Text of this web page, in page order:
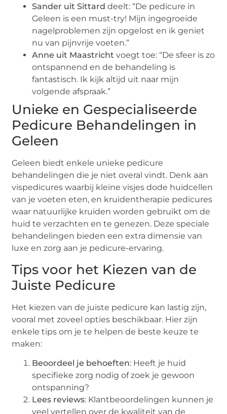
Sander uit Sittard deelt: “De pedicure in
Geleen is een must-try! Mijn ingegroeide
nagelproblemen zijn opgelost en ik geniet
nu van pijnvrije voeten.”
Anne uit Maastricht voegt toe: “De sfeer is zo
ontspannend en de behandeling is
fantastisch. Ik kijk altijd uit naar mijn
volgende afspraak.”
Unieke en Gespecialiseerde
Pedicure Behandelingen in
Geleen
Geleen biedt enkele unieke pedicure
behandelingen die je niet overal vindt. Denk aan
vispedicures waarbij kleine visjes dode huidcellen
van je voeten eten, en kruidentherapie pedicures
waar natuurlijke kruiden worden gebruikt om de
huid te verzachten en te genezen. Deze speciale
behandelingen bieden een extra dimensie van
luxe en zorg aan je pedicure-ervaring.
Tips voor het Kiezen van de
Juiste Pedicure
Het kiezen van de juiste pedicure kan lastig zijn,
vooral met zoveel opties beschikbaar. Hier zijn
enkele tips om je te helpen de beste keuze te
maken:
Beoordeel je behoeften: Heeft je huid
specifieke zorg nodig of zoek je gewoon
ontspanning?
Lees reviews: Klantbeoordelingen kunnen je
veel vertellen over de kwaliteit van de